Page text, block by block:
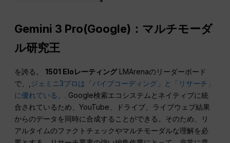
Gemini 3 Pro(Google)：マルチモーダ
ル研究王
を誇る。1501 EloレーティングLMArenaのリーダーボード
で、, ジェミニ3プロは「バイブコーディング」と「リサーチ」
に優れている。. Google検索エコシステムとネイティブに統
合されているため、YouTube、ドライブ、ライブウェブ結果
からのデータを同時に合成することができる。そのため、リ
アルタイムのファクトチェックやマルチモーダルな理解を必